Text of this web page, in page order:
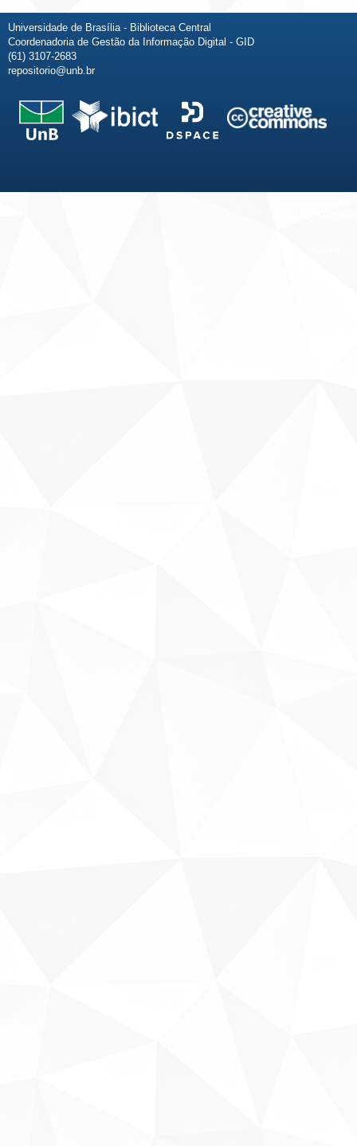
Universidade de Brasília - Biblioteca Central
Coordenadoria de Gestão da Informação Digital - GID
(61) 3107-2683
repositorio@unb.br